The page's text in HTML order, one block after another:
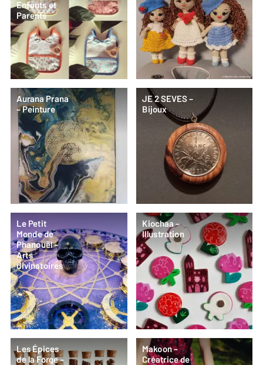
Enfants et
Parents
Aurana Prana
– Peinture
JE 2 SEVES –
Bijoux
Le Petit
Monde de
Phanouël –
Arts
divinatoires
Kiochaa –
Illustration
Les Épices
de la Forge –
Makoon –
Créatrice de